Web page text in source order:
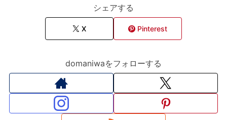
シェアする
X Pinterest
domaniwaをフォローする